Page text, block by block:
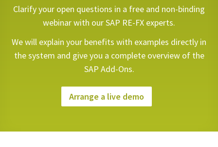
Clarify your open questions in a free and non-binding
webinar with our SAP RE-FX experts.
We will explain your benefits with examples directly in
the system and give you a complete overview of the
SAP Add-Ons.
Arrange a live demo